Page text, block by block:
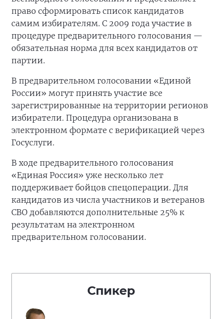
право сформировать список кандидатов
самим избирателям. С 2009 года участие в
процедуре предварительного голосования —
обязательная норма для всех кандидатов от
партии.
В предварительном голосовании «Единой
России» могут принять участие все
зарегистрированные на территории регионов
избиратели. Процедура организована в
электронном формате с верификацией через
Госуслуги.
В ходе предварительного голосования
«Единая Россия» уже несколько лет
поддерживает бойцов спецоперации. Для
кандидатов из числа участников и ветеранов
СВО добавляются дополнительные 25% к
результатам на электронном
предварительном голосовании.
Спикер